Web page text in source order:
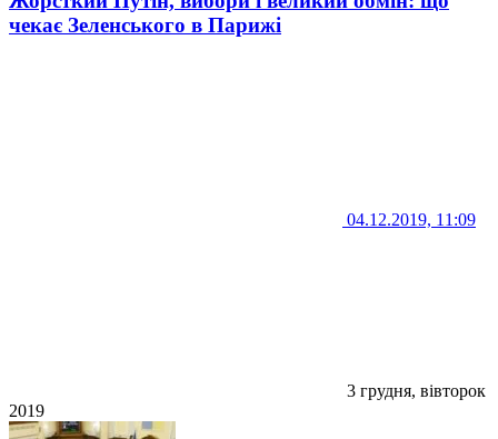
чекає Зеленського в Парижі
04.12.2019, 11:09
3 грудня, вівторок
2019